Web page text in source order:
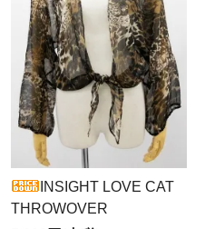
INSIGHT LOVE CAT
THROWOVER